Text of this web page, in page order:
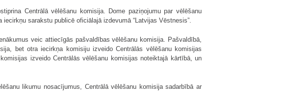
Centrālā vēlēšanu komisija. Dome paziņojumu par vēlēšanu
sarakstu publicē oficiālajā izdevumā “Latvijas Vēstnesis”.
veic attiecīgās pašvaldības vēlēšanu komisija. Pašvaldībā,
bet otra iecirkņa komisiju izveido Centrālās vēlēšanu komisijas
izveido Centrālās vēlēšanu komisijas noteiktajā kārtībā, un
likumu nosacījumus, Centrālā vēlēšanu komisija sadarbībā ar